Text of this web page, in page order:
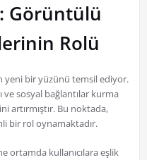
Görüntülü
Rolü
yeni bir yüzünü temsil ediyor.
ve sosyal bağlantılar kurma
artırmıştır. Bu noktada,
bir rol oynamaktadır.
kullanıcılara eşlik